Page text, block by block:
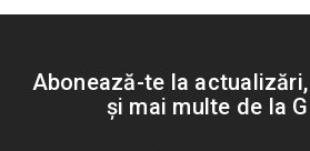
Abonează-te la
și mai multe de la